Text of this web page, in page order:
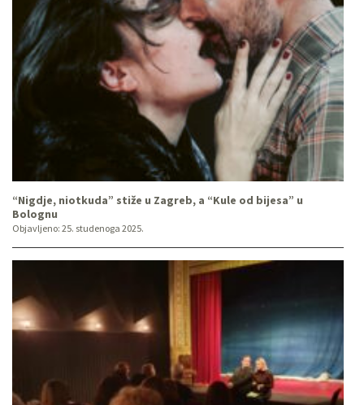
“Nigdje, niotkuda” stiže u Zagreb, a “Kule od bijesa” u
Bolognu
Objavljeno: 25. studenoga 2025.